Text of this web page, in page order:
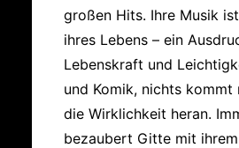
großen Hits. Ihre Musik
ihres Lebens – ein
Lebenskraft und
und Komik, nichts kommt
die Wirklichkeit heran.
bezaubert Gitte mit